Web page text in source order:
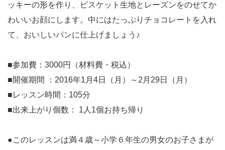
ッキーの形を作り、ビスケット生地とレーズンをのせてか
わいいお顔にします。中にはたっぷりチョコレートを入れ
て、おいしいパンに仕上げましょう♪
■参加費：3000円（材料費・税込）
■開催期間 ：2016年1月4日（月）～2月29日（月）
■レッスン時間：105分
■出来上がり個数： 1人1個お持ち帰り
●このレッスンは満４歳～小学６年生の男女のお子さまが